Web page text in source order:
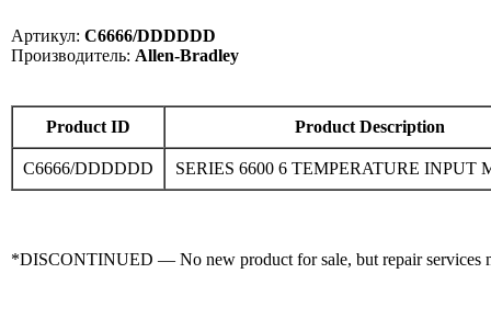
Артикул: C6666/DDDDDD
Производитель: Allen-Bradley
Product ID Product Description
C6666/DDDDDD SERIES 6600 6 TEMPERATURE INPUT
*DISCONTINUED — No new product for sale, but repair services